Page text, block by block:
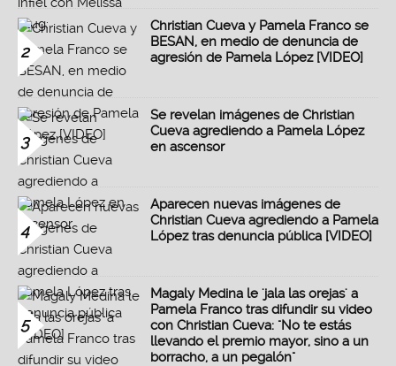
2
Christian Cueva y Pamela Franco se
BESAN, en medio de denuncia de
agresión de Pamela López [VIDEO]
3
Se revelan imágenes de Christian
Cueva agrediendo a Pamela López
en ascensor
4
Aparecen nuevas imágenes de
Christian Cueva agrediendo a Pamela
López tras denuncia pública [VIDEO]
5
Magaly Medina le 'jala las orejas' a
Pamela Franco tras difundir su video
con Christian Cueva: "No te estás
llevando el premio mayor, sino a un
borracho, a un pegalón"